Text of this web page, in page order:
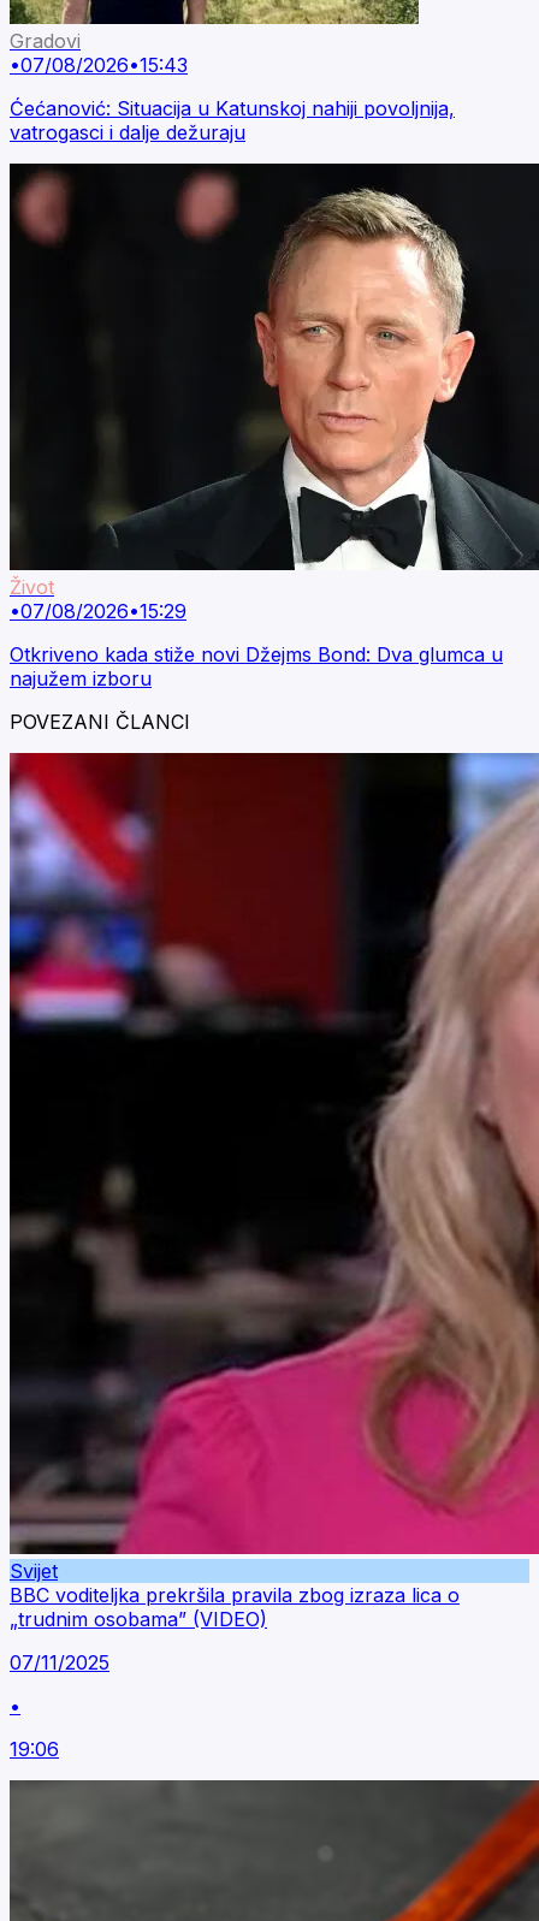
Gradovi
•07/08/2026•15:43
Ćećanović: Situacija u Katunskoj nahiji povoljnija,
vatrogasci i dalje dežuraju
Život
•07/08/2026•15:29
Otkriveno kada stiže novi Džejms Bond: Dva glumca u
najužem izboru
POVEZANI ČLANCI
Svijet
BBC voditeljka prekršila pravila zbog izraza lica o
„trudnim osobama” (VIDEO)
07/11/2025
•
19:06